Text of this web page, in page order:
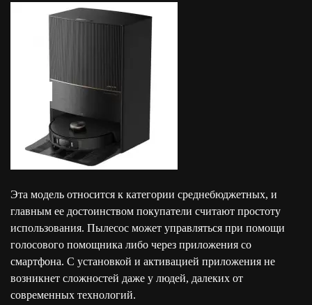
Эта модель относится к категории среднебюджетных, и
главным ее достоинством покупатели считают простоту
использования. Пылесос может управляться при помощи
голосового помощника либо через приложения со
смартфона. С установкой и активацией приложения не
возникнет сложностей даже у людей, далеких от
современных технологий.